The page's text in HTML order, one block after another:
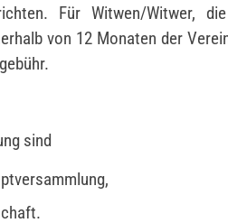
Für Witwen/Witwer,
von 12 Monaten der
sind